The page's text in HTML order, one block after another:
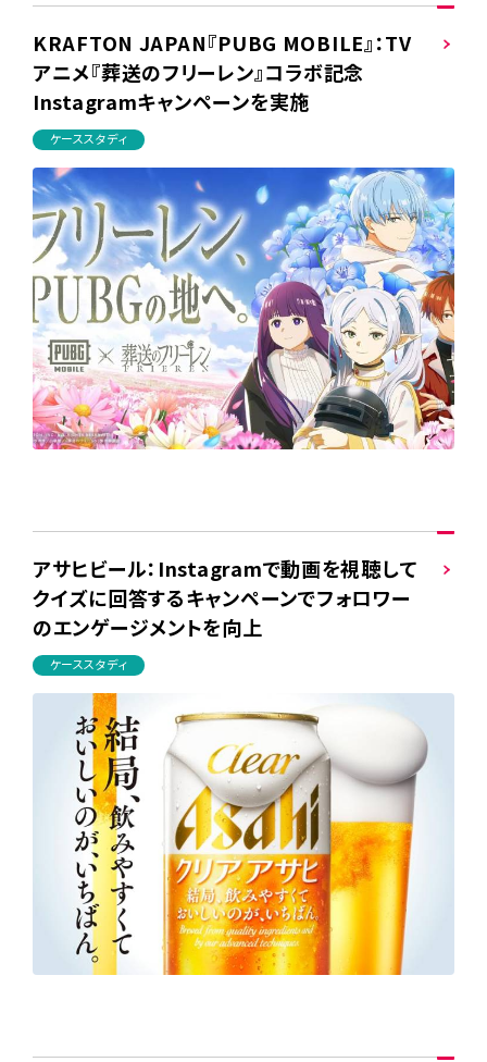
KRAFTON JAPAN『PUBG MOBILE』：TV
アニメ『葬送のフリーレン』コラボ記念
Instagramキャンペーンを実施
ケーススタディ
アサヒビール：Instagramで動画を視聴して
クイズに回答するキャンペーンでフォロワー
のエンゲージメントを向上
ケーススタディ